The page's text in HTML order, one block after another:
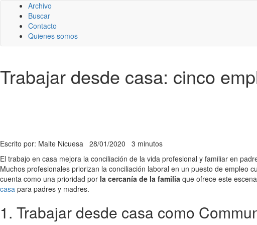
Archivo
Buscar
Contacto
Quienes somos
Trabajar desde casa: cinco
Escrito por: Maite Nicuesa 28/01/2020 3 minutos
El trabajo en casa mejora la conciliación de la vida profesional y familiar en
Muchos profesionales priorizan la conciliación laboral en un puesto de empleo
cuenta como una prioridad por la cercanía de la familia que ofrece este
casa para padres y madres.
1. Trabajar desde casa como